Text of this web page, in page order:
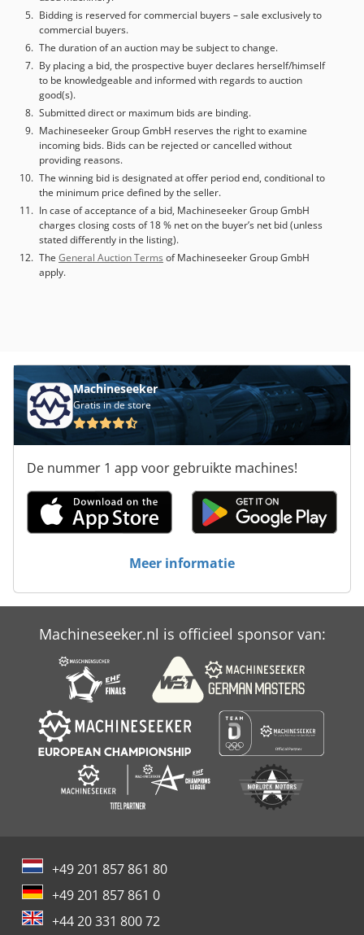
Machinegewicht: ca. 10.500 kg Dcedoyhnxcspfx Apmek
Bedrijfsuren Inschakeltijd: 21.859 uur Bedrijfstijd: 7.308
uur Spillooptijd: 1.564 uur UITRUSTING Koelmiddel door de
spil (IKZ) Spaanafvoer Rondtafel 4e as Set
gereedschapshouders, 45 stuks Gereedschapkast LISTA
Bidding is reserved for commercial buyers – sale exclusively to
commercial buyers.
The duration of an auction may be subject to change.
By placing a bid, the prospective buyer declares herself/himself
to be knowledgeable and informed with regards to auction
good(s).
Submitted direct or maximum bids are binding.
Machineseeker Group GmbH reserves the right to examine
incoming bids. Bids can be rejected or cancelled without
providing reasons.
The winning bid is designated at offer period end, conditional to
the minimum price defined by the seller.
In case of acceptance of a bid, Machineseeker Group GmbH
charges closing costs of 18 % net on the buyer’s net bid (unless
stated differently in the listing).
The General Auction Terms of Machineseeker Group GmbH
apply.
Machineseeker
Gratis in de store
De nummer 1 app voor gebruikte machines!
Meer informatie
Machineseeker.nl is officieel sponsor van:
+49 201 857 861 80
+49 201 857 861 0
+44 20 331 800 72